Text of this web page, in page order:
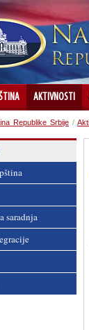
AKTIVNOSTI
Republike Srbije /
saradnja